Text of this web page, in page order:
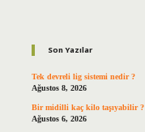
Son Yazılar
Tek devreli lig sistemi nedir ?
Ağustos 8, 2026
Bir midilli kaç kilo taşıyabilir ?
Ağustos 6, 2026